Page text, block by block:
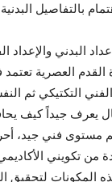
بالتفاصيل
البدني والإعداد
العصرية
التكتيكي ثم
يعرف جيداً كيف
مستوى فني جيد،
من تكويني
المكونات لتحقيق